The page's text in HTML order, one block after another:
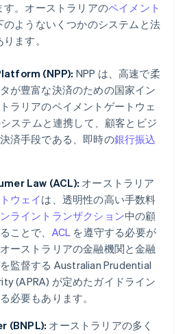
す。オーストラリアのペイメント
のようないくつかのシステムと法
ます。
(NPP): NPP は、高速で柔
が豊富な決済のための国家イン
ラリアのペイメントゲートウェ
ステムと連携して、顧客とビジ
済手段である、即時の銀行振込
Law (ACL): オーストラリア
ウェイは、透明性の高い手数料
ライントランザクション中の顧
ことで、 ACL を遵守する必要が
ーストラリアの金融機関と金融
監督する Australian Prudential
(APRA) が定めたガイドライン
必要もあります。
(BNPL): オーストラリアの多く